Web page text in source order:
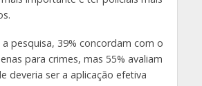
pesquisa, 39% concordam com o
para crimes, mas 55% avaliam
deveria ser a aplicação efetiva